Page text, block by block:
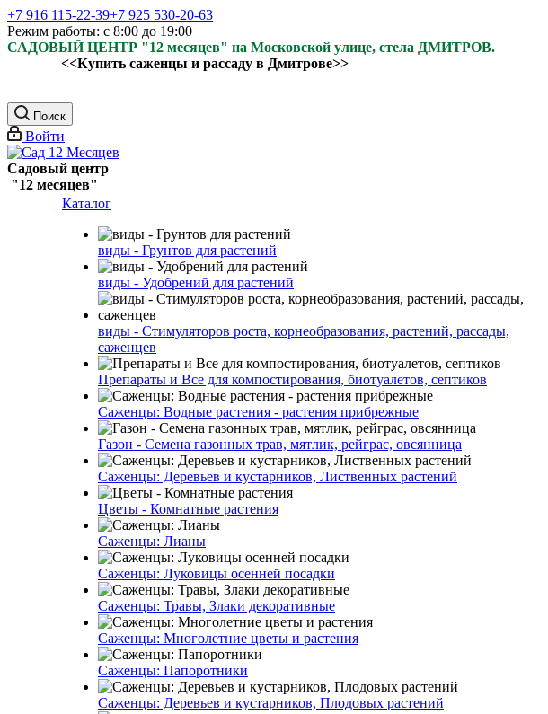
+7 916 115-22-39+7 925 530-20-63
Режим работы: с 8:00 до 19:00
САДОВЫЙ ЦЕНТР "12 месяцев" на Московской улице, стела ДМИТРОВ.
<<Купить саженцы и рассаду в Дмитрове>>
Поиск
Войти
Садовый центр
"12 месяцев"
Каталог
виды - Грунтов для растений
виды - Удобрений для растений
виды - Стимуляторов роста, корнеобразования, растений, рассады,
саженцев
Препараты и Все для компостирования, биотуалетов, септиков
Саженцы: Водные растения - растения прибрежные
Газон - Семена газонных трав, мятлик, рейграс, овсянница
Саженцы: Деревьев и кустарников, Лиственных растений
Цветы - Комнатные растения
Саженцы: Лианы
Саженцы: Луковицы осенней посадки
Саженцы: Травы, Злаки декоративные
Саженцы: Многолетние цветы и растения
Саженцы: Папоротники
Саженцы: Деревьев и кустарников, Плодовых растений